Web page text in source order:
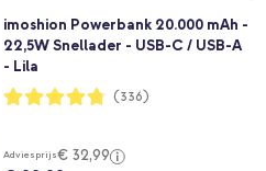
imoshion Powerbank 20.000 mAh -
22,5W Snellader - USB-C / USB-A
- Lila
Waardering:
95%
(336)
Adviesprijs€ 32,99